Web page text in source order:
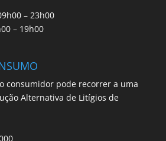
– 23h00
– 19h00
consumidor pode recorrer a uma
Alternativa de Litígios de